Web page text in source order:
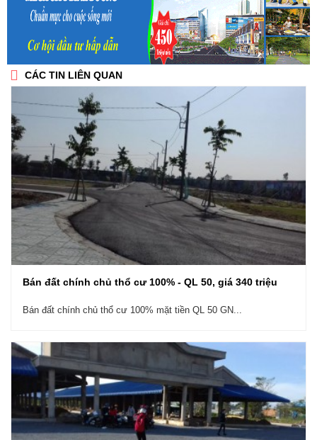
CÁC TIN LIÊN QUAN
Bán đất chính chủ thổ cư 100% - QL 50, giá 340 triệu
Bán đất chính chủ thổ cư 100% mặt tiền QL 50 GN...